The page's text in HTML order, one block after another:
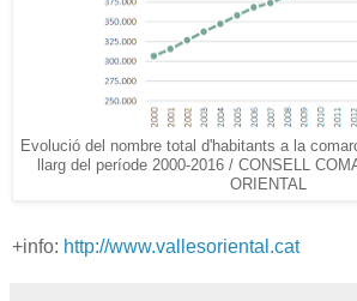
Evolució del nombre total d'habitants a la
llarg del període 2000-2016 / CONSELL
ORIENTAL
+info: http://www.vallesoriental.cat